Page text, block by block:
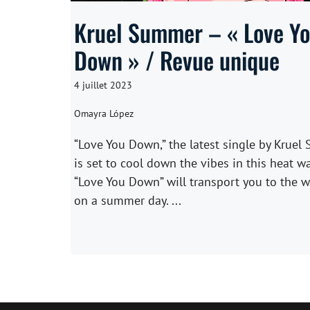
Kruel Summer – « Love
Down » / Revue unique
4 juillet 2023
Omayra López
“Love You Down,” the latest single by Kruel
is set to cool down the vibes in this heat
“Love You Down” will transport you to the
on a summer day. ...